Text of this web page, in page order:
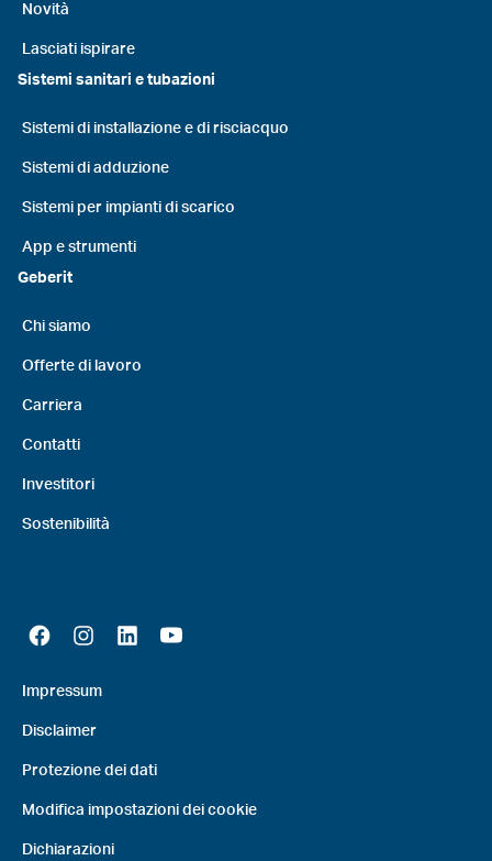
Novità
Lasciati ispirare
Sistemi sanitari e tubazioni
Sistemi di installazione e di risciacquo
Sistemi di adduzione
Sistemi per impianti di scarico
App e strumenti
Geberit
Chi siamo
Offerte di lavoro
Carriera
Contatti
Investitori
Sostenibilità
Impressum
Disclaimer
Protezione dei dati
Modifica impostazioni dei cookie
Dichiarazioni